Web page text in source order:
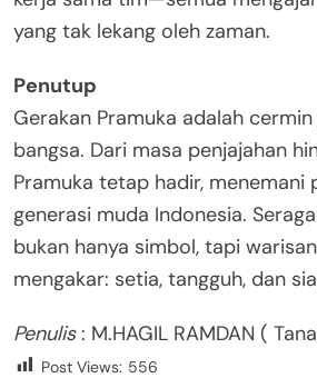
yang tak lekang oleh zaman.
Penutup
Gerakan Pramuka adalah
bangsa. Dari masa penjajahan
Pramuka tetap hadir, menemani
generasi muda Indonesia.
bukan hanya simbol, tapi
mengakar: setia, tangguh, dan
Penulis: M.HAGIL RAMDAN (
Post Views: 556